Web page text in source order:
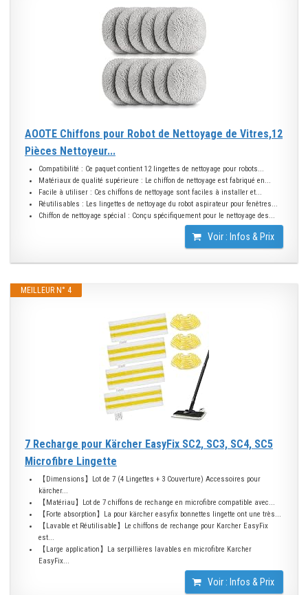
AOOTE Chiffons pour Robot de Nettoyage de Vitres,12
Pièces Nettoyeur...
Compatibilité : Ce paquet contient 12 lingettes de nettoyage pour robots...
Matériaux de qualité supérieure : Le chiffon de nettoyage est fabriqué en...
Facile à utiliser : Ces chiffons de nettoyage sont faciles à installer et...
Réutilisables : Les lingettes de nettoyage du robot aspirateur pour fenêtres...
Chiffon de nettoyage spécial : Conçu spécifiquement pour le nettoyage des...
Voir : Infos & Prix
MEILLEUR N° 4
7 Recharge pour Kärcher EasyFix SC2, SC3, SC4, SC5
Microfibre Lingette
【Dimensions】Lot de 7 (4 Lingettes + 3 Couverture) Accessoires pour
kärcher...
【Matériau】Lot de 7 chiffons de rechange en microfibre compatible avec...
【Forte absorption】La pour kärcher easyfix bonnettes lingette ont une très...
【Lavable et Réutilisable】Le chiffons de rechange pour Karcher EasyFix
est...
【Large application】La serpillières lavables en microfibre Karcher
EasyFix...
Voir : Infos & Prix